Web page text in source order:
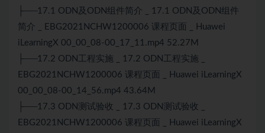
├──17.1 ODN及ODN组件简介 _ 17.1 ODN及ODN组件
简介 _ EBG2021NCHW1200006 课程页面 _ Huawei
iLearningX 00_00_08-00_17_11.mp4 52.27M
├──17.2 ODN工程实施 _ 17.2 ODN工程实施 _
EBG2021NCHW1200006 课程页面 _ Huawei iLearningX
00_00_08-00_14_56.mp4 43.64M
├──17.3 ODN 测试验收 _ 17.3 ODN 测试验收 _
EBG2021NCHW1200006 课程页面 _ Huawei iLearningX